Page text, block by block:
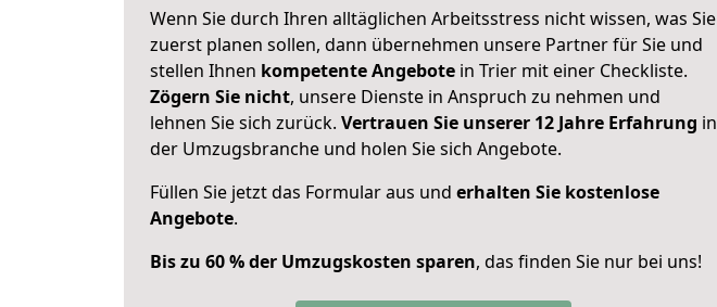
Wenn Sie durch Ihren alltäglichen Arbeitsstress nicht wissen, was Sie
zuerst planen sollen, dann übernehmen unsere Partner für Sie und
stellen Ihnen kompetente Angebote in Trier mit einer Checkliste.
Zögern Sie nicht, unsere Dienste in Anspruch zu nehmen und
lehnen Sie sich zurück. Vertrauen Sie unserer 12 Jahre Erfahrung in
der Umzugsbranche und holen Sie sich Angebote.
Füllen Sie jetzt das Formular aus und erhalten Sie kostenlose
Angebote.
Bis zu 60 % der Umzugskosten sparen, das finden Sie nur bei uns!